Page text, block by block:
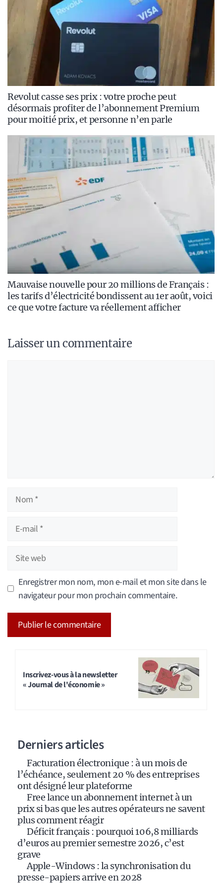
Revolut casse ses prix : votre proche peut
désormais profiter de l’abonnement Premium
pour moitié prix, et personne n’en parle
Mauvaise nouvelle pour 20 millions de Français :
les tarifs d’électricité bondissent au 1er août, voici
ce que votre facture va réellement afficher
Laisser un commentaire
Nom
Site
web
Enregistrer mon nom, mon e-mail et mon site dans le
navigateur pour mon prochain commentaire.
Inscrivez-vous à la newsletter
« Journal de l'économie »
Derniers articles
Facturation électronique : à un mois de
l’échéance, seulement 20 % des entreprises
ont désigné leur plateforme
Free lance un abonnement internet à un
prix si bas que les autres opérateurs ne savent
plus comment réagir
Déficit français : pourquoi 106,8 milliards
d’euros au premier semestre 2026, c’est
grave
Apple-Windows : la synchronisation du
presse-papiers arrive en 2028